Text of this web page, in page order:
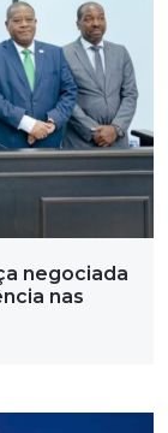
negociada
nas